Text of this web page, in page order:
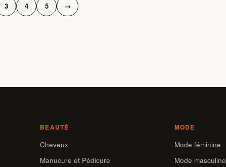
3 4 5 →
BEAUTÉ
Cheveux
Manucure et Pédicure
MODE
Mode féminine
Mode masculine